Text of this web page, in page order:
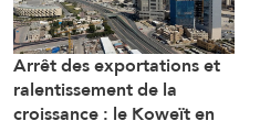
Arrêt des exportations et
ralentissement de la
croissance : le Koweït en